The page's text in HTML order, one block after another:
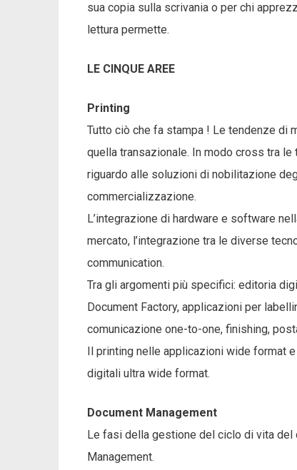
sua copia sulla scrivania o per chi
lettura permette.
LE CINQUE AREE
Printing
Tutto ciò che fa stampa ! Le tendenze di
quella transazionale. In modo cross tra
riguardo alle soluzioni di nobilitazione
commercializzazione.
L’integrazione di hardware e software
mercato, l’integrazione tra le diverse
communication.
Tra gli argomenti più specifici: editoria
Document Factory, applicazioni per
comunicazione one-to-one, finishing,
Il printing nelle applicazioni wide format
digitali ultra wide format.
Document Management
Le fasi della gestione del ciclo di vita del
Management.